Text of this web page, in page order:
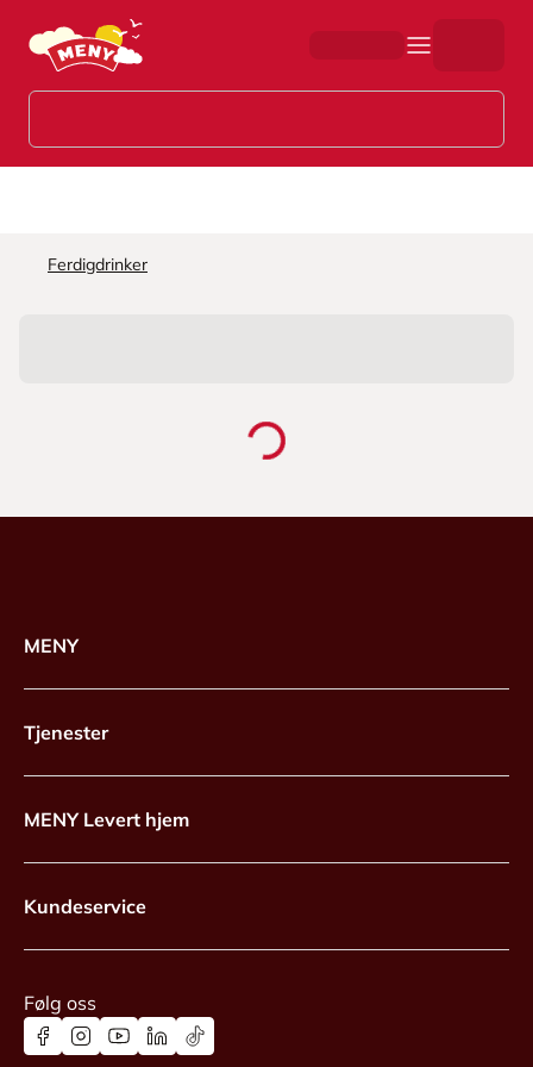
Hopp til hovedinnhold
Ferdigdrinker
MENY
Tjenester
MENY Levert hjem
Kundeservice
Følg oss